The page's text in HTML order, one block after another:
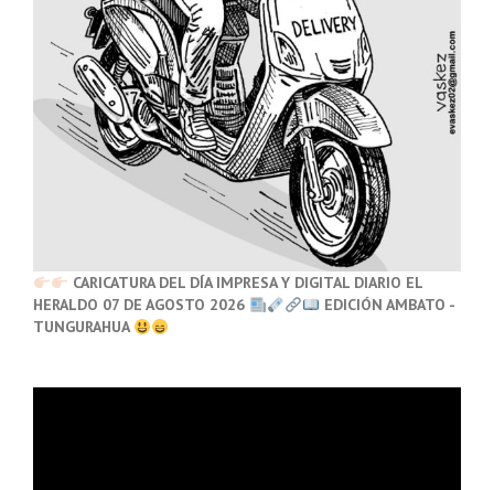
CARICATURA DEL DÍA IMPRESA Y DIGITAL DIARIO EL
HERALDO 07 DE AGOSTO 2026
EDICIÓN AMBATO -
TUNGURAHUA